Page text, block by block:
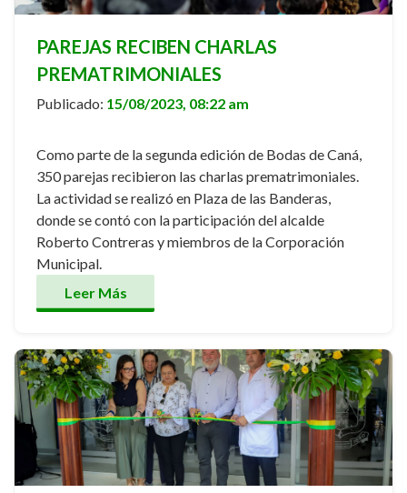
PAREJAS RECIBEN CHARLAS
PREMATRIMONIALES
Publicado: 15/08/2023, 08:22 am
Como parte de la segunda edición de Bodas de Caná,
350 parejas recibieron las charlas prematrimoniales.
La actividad se realizó en Plaza de las Banderas,
donde se contó con la participación del alcalde
Roberto Contreras y miembros de la Corporación
Municipal.
Leer Más